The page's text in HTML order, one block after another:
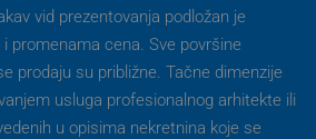
vid prezentovanja podložan je
promenama cena. Sve površine
prodaju su približne. Tačne dimenzije
usluga profesionalnog arhitekte ili
u opisima nekretnina koje se